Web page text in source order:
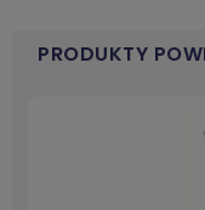
PRODUKTY